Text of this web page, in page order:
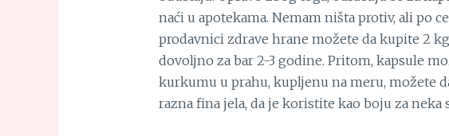
naći u apotekama. Nemam ništa protiv, ali po
prodavnici zdrave hrane možete da kupite 2
dovoljno za bar 2-3 godine. Pritom, kapsule
kurkumu u prahu, kupljenu na meru, možete
razna fina jela, da je koristite kao boju za neka